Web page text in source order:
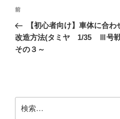
投
ナ
ビ
ョ
前
の
投
稿
前
【初心者向け】車体に合
改造方法(タミヤ 1/35 Ⅲ号
その３～
索: